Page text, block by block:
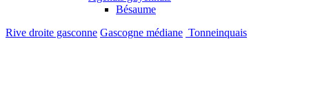
Bésaume
Rive droite gasconne Gascogne médiane Tonneinquais